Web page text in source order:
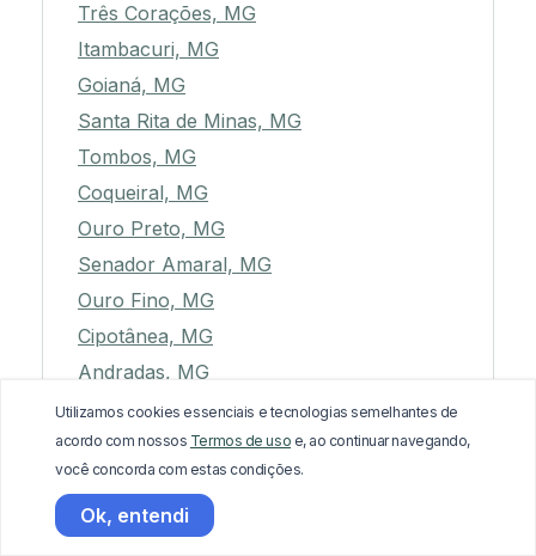
Três Corações, MG
Itambacuri, MG
Goianá, MG
Santa Rita de Minas, MG
Tombos, MG
Coqueiral, MG
Ouro Preto, MG
Senador Amaral, MG
Ouro Fino, MG
Cipotânea, MG
Andradas, MG
Palmópolis, MG
Eugenópolis, MG
Carvalhos, MG
Frei Gaspar, MG
Utilizamos cookies essenciais e tecnologias semelhantes de
acordo com nossos Termos de uso e, ao continuar navegando,
você concorda com estas condições.
Ok, entendi